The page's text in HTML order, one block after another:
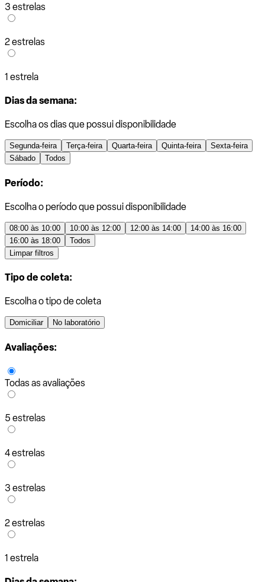
3 estrelas
2 estrelas
1 estrela
Dias da semana:
Escolha os dias que possui disponibilidade
Segunda-feira Terça-feira Quarta-feira Quinta-feira
Sexta-feira
Sábado
Todos
Período:
Escolha o período que possui disponibilidade
08:00 às 10:00 10:00 às 12:00 12:00 às 14:00
14:00 às 16:00
16:00 às 18:00
Todos
Limpar filtros
Tipo de coleta:
Escolha o tipo de coleta
Domiciliar No laboratório
Avaliações:
Todas as avaliações
5 estrelas
4 estrelas
3 estrelas
2 estrelas
1 estrela